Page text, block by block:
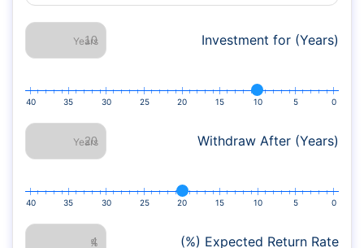
Investment for (Years)
Years
0
5
10
15
20
25
30
35
40
Withdraw After (Years)
Years
0
5
10
15
20
25
30
35
40
Expected Return Rate (%)
%